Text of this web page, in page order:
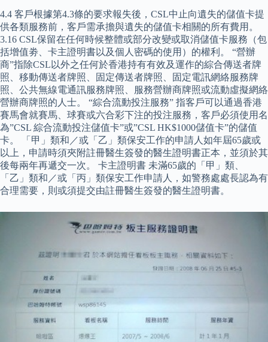
4.4 客戶根據第4.3條的要求報失後，CSL中止向遺失的儲值卡提
供各類服務前，客戶需承擔與遺失的儲值卡相關的所有費用。
3.16 CSL保留在任何時候整體或部分改變或取消儲值卡服務（包
括增值劵、卡主證明書以及個人密碼的使用）的權利。 “營辦
商”指除CSL以外之任何於香港持有有效及運作的綜合傳送者牌
照、移動傳送者牌照、固定傳送者牌照、固定電訊網絡服務牌
照、公共無線電通訊服務牌照、服務營辦商牌照或流動虛擬網絡
營辦商牌照的人士。 “綜合流動投注服務” 指客戶可以通過香港
賽馬會就賽馬、球賽或六合彩下注的投注服務，客戶必須使用名
為”CSL 綜合流動投注儲值卡”或”CSL HK$1000儲值卡”的儲值
卡。 「甲」類和／或「乙」類保安工作的申請人如年屆65歲或
以上，申請時須夾附註冊醫生簽發的醫生證明書正本，並須於其
後每兩年再遞交一次。 卡主證明書 未滿65歲的「甲」類、
「乙」類和／或「丙」類保安工作申請人，如警務處處長認為有
合理需要，則或須提交由註冊醫生簽發的醫生證明書。